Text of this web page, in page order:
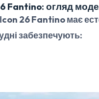
Fantino: огляд
26 Fantino має
забезпечують: